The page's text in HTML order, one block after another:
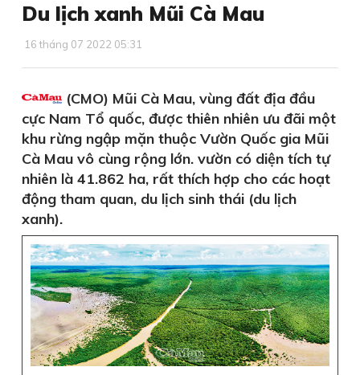
Du lịch xanh Mũi Cà Mau
16 tháng 07 2022 05:31
(CMO) Mũi Cà Mau, vùng đất địa đầu
cực Nam Tổ quốc, được thiên nhiên ưu đãi một
khu rừng ngập mặn thuộc Vườn Quốc gia Mũi
Cà Mau vô cùng rộng lớn. vườn có diện tích tự
nhiên là 41.862 ha, rất thích hợp cho các hoạt
động tham quan, du lịch sinh thái (du lịch
xanh).